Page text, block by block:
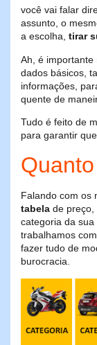
você vai falar
assunto, o
a escolha, tirar
Ah, é importante
dados básicos,
informações,
quente de
Tudo é feito de
para garantir
Falando com os
tabela de preço,
categoria da
trabalhamos
fazer tudo de
burocracia.